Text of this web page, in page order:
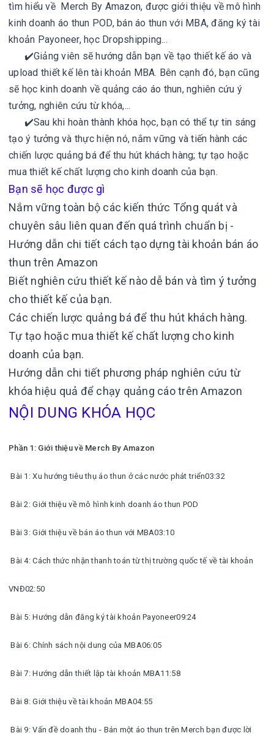
tìm hiểu về Merch By Amazon, được giới thiệu về mô hình
kinh doanh áo thun POD, bán áo thun với MBA, đăng ký tài
khoản Payoneer, học Dropshipping...
✔️Giảng viên sẽ hướng dẫn bạn về tạo thiết kế áo và
upload thiết kế lên tài khoản MBA. Bên cạnh đó, bạn cũng
sẽ học kinh doanh về quảng cáo áo thun, nghiên cứu ý
tưởng, nghiên cứu từ khóa,...
✔️Sau khi hoàn thành khóa học, bạn có thể tự tin sáng
tạo ý tưởng và thực hiện nó, nắm vững và tiến hành các
chiến lược quảng bá để thu hút khách hàng; tự tạo hoặc
mua thiết kế chất lượng cho kinh doanh của bạn.
Bạn sẽ học được gì
Nắm vững toàn bộ các kiến thức Tổng quát và
chuyên sâu liên quan đến quá trình chuẩn bị -
Hướng dẫn chi tiết cách tạo dựng tài khoản bán áo
thun trên Amazon
Biết nghiên cứu thiết kế nào dễ bán và tìm ý tưởng
cho thiết kế của bạn.
Các chiến lược quảng bá để thu hút khách hàng.
Tự tạo hoặc mua thiết kế chất lượng cho kinh
doanh của bạn.
Hướng dẫn chi tiết phương pháp nghiên cứu từ
khóa hiệu quả để chạy quảng cáo trên Amazon
NỘI DUNG KHÓA HỌC
Phần 1: Giới thiệu về Merch By Amazon
Bài 1: Xu hướng tiêu thụ áo thun ở các nước phát triển03:32
Bài 2: Giới thiệu về mô hình kinh doanh áo thun POD
Bài 3: Giới thiệu về bán áo thun với MBA03:10
Bài 4: Cách thức nhận thanh toán từ thị trường quốc tế về tài khoản
VNĐ02:50
Bài 5: Hướng dẫn đăng ký tài khoản Payoneer09:24
Bài 6: Chính sách nội dung của MBA06:05
Bài 7: Hướng dẫn thiết lập tài khoản MBA11:58
Bài 8: Giới thiệu về tài khoản MBA04:55
Bài 9: Vấn đề doanh thu - Bán một áo thun trên Merch bạn được lời